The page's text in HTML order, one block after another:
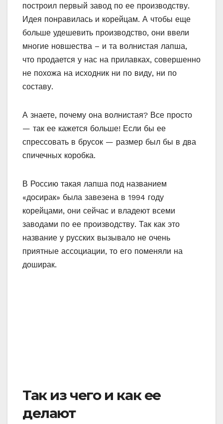
построил первый завод по ее производству.
Идея понравилась и корейцам. А чтобы еще
больше удешевить производство, они ввели
многие новшества – и та волнистая лапша,
что продается у нас на прилавках, совершенно
не похожа на исходник ни по виду, ни по
составу.
А знаете, почему она волнистая? Все просто
— так ее кажется больше! Если бы ее
спрессовать в брусок — размер был бы в два
спичечных коробка.
В Россию такая лапша под названием
«досирак» была завезена в 1994 году
корейцами, они сейчас и владеют всеми
заводами по ее производству. Так как это
название у русских вызывало не очень
приятные ассоциации, то его поменяли на
доширак.
вещества), а в другом – масло (оно сделано
химическими усилителями вкуса). А мол, сама